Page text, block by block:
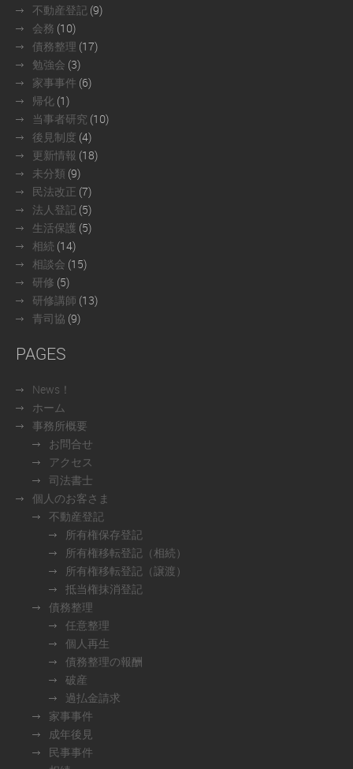
不動産登記 (9)
会務 (10)
債務整理 (17)
勉強会 (3)
家事事件 (6)
帰化 (1)
当事者研究 (10)
後見制度 (4)
更新情報 (18)
未分類 (9)
民法改正 (7)
法人登記 (5)
生活保護 (5)
相続 (14)
相談会 (15)
研修 (5)
研修講師 (13)
青司協 (9)
PAGES
News！
ホーム
事務所概要
お問合せ
アクセス
司法書士
個人のお客さま
不動産登記
所有権保存登記
所有権移転登記（相続）
所有権移転登記（譲渡）
抵当権抹消登記
債務整理
任意整理
個人再生
債務整理の報酬
破産
過払金請求
家事事件
成年後見
民事事件